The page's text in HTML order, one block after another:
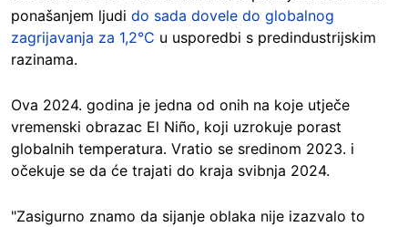
ponašanjem ljudi do sada dovele do globalnog
zagrijavanja za 1,2°C u usporedbi s predindustrijskim
razinama.
Ova 2024. godina je jedna od onih na koje utječe
vremenski obrazac El Niño, koji uzrokuje porast
globalnih temperatura. Vratio se sredinom 2023. i
očekuje se da će trajati do kraja svibnja 2024.
"Zasigurno znamo da sijanje oblaka nije izazvalo to